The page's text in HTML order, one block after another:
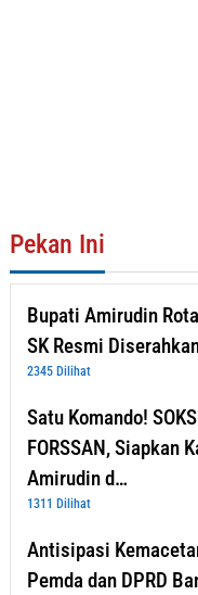
Pekan Ini
Bupati Amirudin
SK Resmi
2345 Dilihat
Satu Komando!
FORSSAN, Siapkan
Amirudin d…
1311 Dilihat
Antisipasi
Pemda dan DPRD